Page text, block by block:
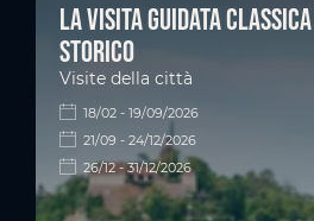
La visita guidata
storico
Visite della città
18/02 - 19/09/2026
21/09 - 24/12/2026
26/12 - 31/12/2026